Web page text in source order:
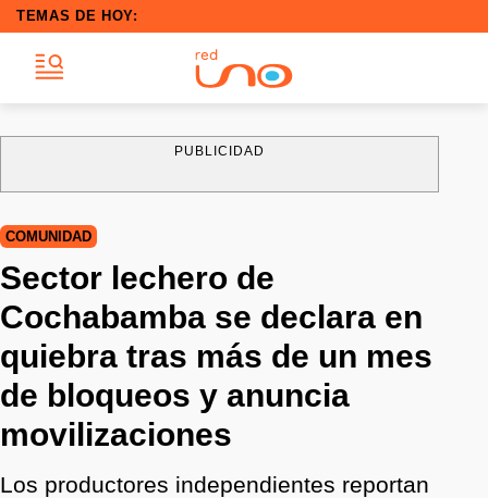
TEMAS DE HOY:
PUBLICIDAD
COMUNIDAD
Sector lechero de
Cochabamba se declara en
quiebra tras más de un mes
de bloqueos y anuncia
movilizaciones
Los productores independientes reportan